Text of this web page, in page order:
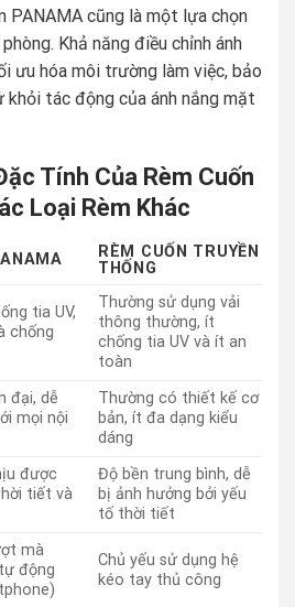
PANAMA cũng là một lựa chọn
Khả năng điều chỉnh ánh
ưu hóa môi trường làm việc, bảo
tác động của ánh nắng mặt
Tính Của Rèm Cuốn
Loại Rèm Khác
RÈM CUỐN TRUYỀN
THỐNG
tia UV,
chống
Thường sử dụng vải
thông thường, ít
chống tia UV và ít an
toàn
đại, dễ
mọi nội
Thường có thiết kế cơ
bản, ít đa dạng kiểu
dáng
được
tiết và
Độ bền trung bình, dễ
bị ảnh hưởng bởi yếu
tố thời tiết
mà
động
Chủ yếu sử dụng hệ
kéo tay thủ công